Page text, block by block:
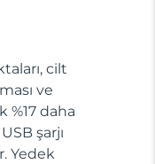
cilt
ve
%17 daha
şarjı
Yedek